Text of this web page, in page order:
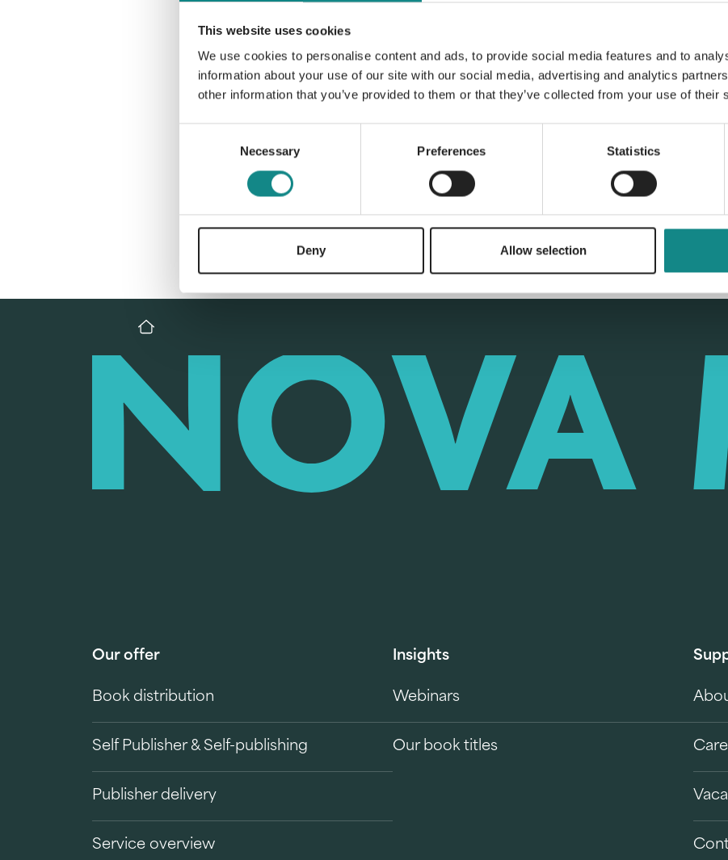
This website uses cookies
We use cookies to personalise content and ads, to provide social media features and to
information about your use of our site with our social media, advertising and analytics
other information that you’ve provided to them or that they’ve collected from your use of their
Necessary Preferences Statistics
Deny Allow selection
Back to overview
Our offer
Book distribution
Self Publisher & Self-publishing
Publisher delivery
Service overview
Insights
Webinars
Our book titles